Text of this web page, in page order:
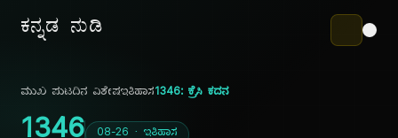
ಕನ್ನಡ ನುಡಿ
ಮುಖ ಪುಟದಿನ ವಿಶೇಷಇತಿಹಾಸ1346: ಕ್ರೆಸಿ ಕದನ
08-26 · ಇತಿಹಾಸ